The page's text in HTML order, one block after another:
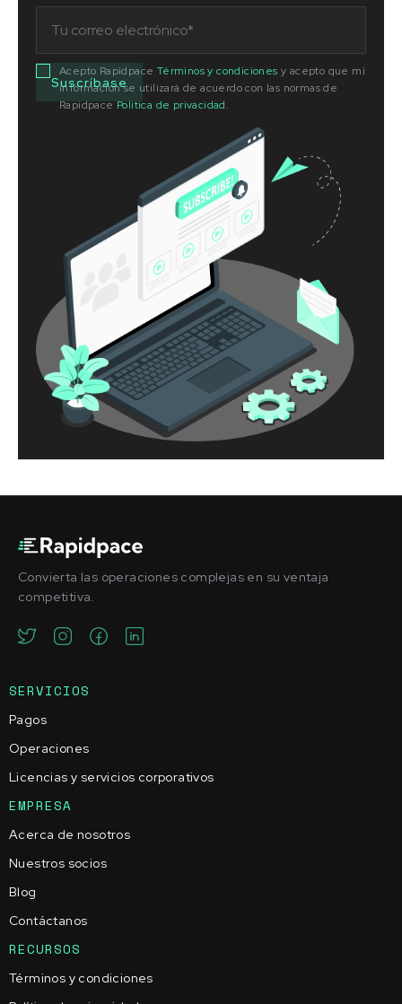
Acepto Rapidpace Términos y condiciones y acepto que mi
información se utilizará de acuerdo con las normas de
Rapidpace Política de privacidad.
Convierta las operaciones complejas en su ventaja
competitiva.
SERVICIOS
Pagos
Operaciones
Licencias y servicios corporativos
EMPRESA
Acerca de nosotros
Nuestros socios
Blog
Contáctanos
RECURSOS
Términos y condiciones